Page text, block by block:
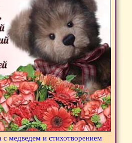
с медведем и стихотворением